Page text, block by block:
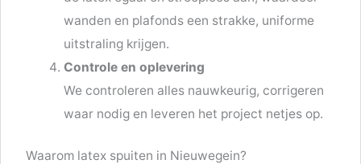
wanden en plafonds een strakke, uniforme
uitstraling krijgen.
Controle en oplevering
We controleren alles nauwkeurig, corrigeren
waar nodig en leveren het project netjes op.
Waarom latex spuiten in Nieuwegein?